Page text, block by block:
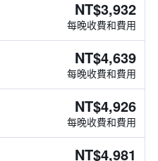
NT$3,932
每晚收費和費用
NT$4,639
每晚收費和費用
NT$4,926
每晚收費和費用
NT$4,981